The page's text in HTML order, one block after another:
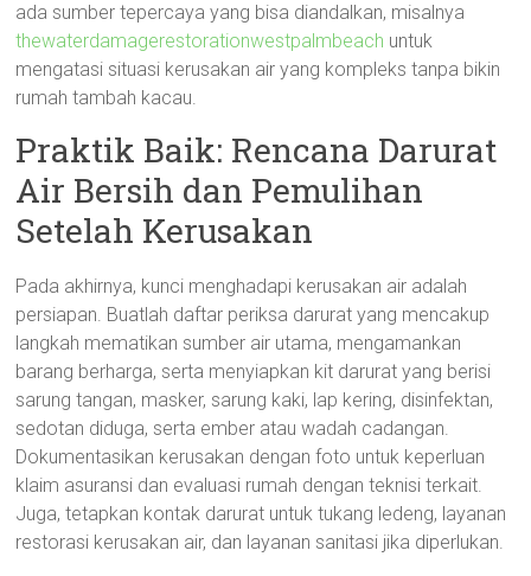
ada sumber tepercaya yang bisa diandalkan, misalnya
thewaterdamagerestorationwestpalmbeach untuk
mengatasi situasi kerusakan air yang kompleks tanpa bikin
rumah tambah kacau.
Praktik Baik: Rencana Darurat
Air Bersih dan Pemulihan
Setelah Kerusakan
Pada akhirnya, kunci menghadapi kerusakan air adalah
persiapan. Buatlah daftar periksa darurat yang mencakup
langkah mematikan sumber air utama, mengamankan
barang berharga, serta menyiapkan kit darurat yang berisi
sarung tangan, masker, sarung kaki, lap kering, disinfektan,
sedotan diduga, serta ember atau wadah cadangan.
Dokumentasikan kerusakan dengan foto untuk keperluan
klaim asuransi dan evaluasi rumah dengan teknisi terkait.
Juga, tetapkan kontak darurat untuk tukang ledeng, layanan
restorasi kerusakan air, dan layanan sanitasi jika diperlukan.